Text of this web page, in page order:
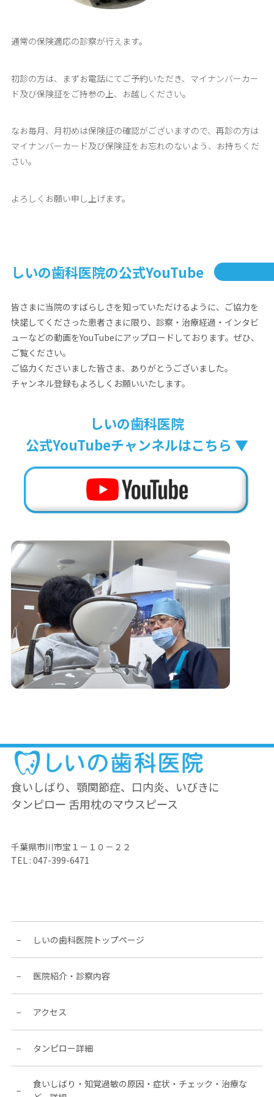
通常の保険適応の診察が行えます。
初診の方は、まずお電話にてご予約いただき、マイナンバーカー
ド及び保険証をご持参の上、お越しください。
なお毎月、月初めは保険証の確認がございますので、再診の方は
マイナンバーカード及び保険証をお忘れのないよう、お持ちくだ
さい。
よろしくお願い申し上げます。
しいの歯科医院の公式YouTube
皆さまに当院のすばらしさを知っていただけるように、ご協力を
快諾してくださった患者さまに限り、診察・治療経過・インタビ
ューなどの動画をYouTubeにアップロードしております。ぜひ、
ご覧ください。
ご協力くださいました皆さま、ありがとうございました。
チャンネル登録もよろしくお願いいたします。
しいの歯科医院
公式YouTubeチャンネルはこちら ▼
食いしばり、顎関節症、口内炎、いびきに
タンピロー 舌用枕のマウスピース
千葉県市川市宝１－１０－２２
TEL : 047-399-6471
しいの歯科医院トップページ
医院紹介・診察内容
アクセス
タンピロー詳細
食いしばり・知覚過敏の原因・症状・チェック・治療な